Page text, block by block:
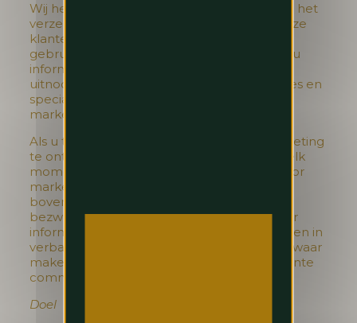
Wij hebben een gerechtvaardigd belang bij het
verzenden van marketinginformatie aan onze
klanten. Wij kunnen uw persoonsgegevens
gebruiken om met u te communiceren en u
informatie te verstrekken (bijvoorbeeld
uitnodigingen voor evenementen, promoties en
speciale aanbiedingen en andere
marketinginformatie).
Als u toestemming hebt gegeven om marketing
te ontvangen, kunt u uw toestemming op elk
moment intrekken. Als we uw gegevens voor
marketingdoeleinden verwerken, hebt u
bovendien het recht om op elk moment
bezwaar te maken (zie hieronder voor meer
informatie over uw mogelijkheden en rechten in
verband hiermee). U kunt bijvoorbeeld bezwaar
maken door de afmeldingslinks in de relevante
communicatie te gebruiken.
Doel